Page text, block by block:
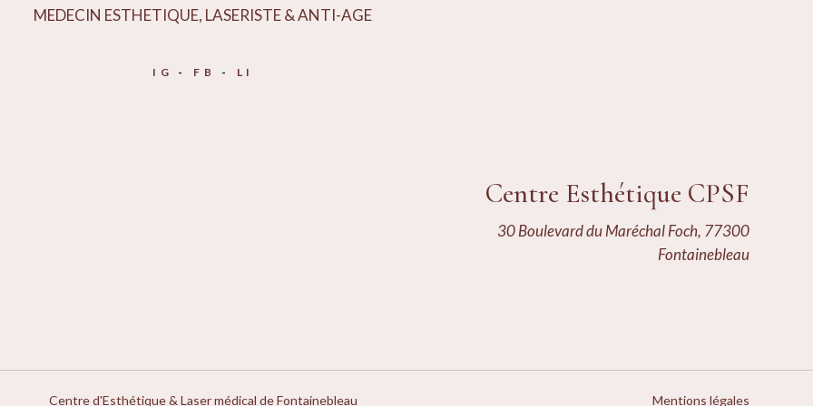
MEDECIN ESTHETIQUE, LASERISTE & ANTI-AGE
IG FB LI
Centre Esthétique CPSF
30 Boulevard du Maréchal Foch, 77300
Fontainebleau
Centre d'Esthétique & Laser médical de Fontainebleau Mentions légales